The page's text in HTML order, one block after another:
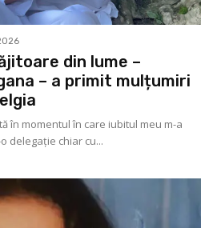
din lume –
– a primit mulțumiri
în momentul în care iubitul meu m-a
delegaţie chiar cu...